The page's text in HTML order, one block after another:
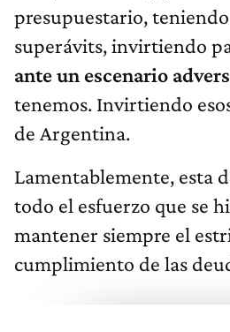
presupuestario,
superávits, invirtiendo
ante un escenario
tenemos. Invirtiendo
de Argentina.
Lamentablemente, esta
todo el esfuerzo que se
mantener siempre el
cumplimiento de las